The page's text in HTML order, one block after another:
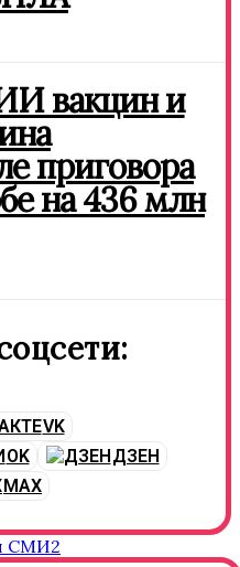
вакцин и
приговора
на 436 млн
VK
OK
ДЗЕН
MAX
СМИ2